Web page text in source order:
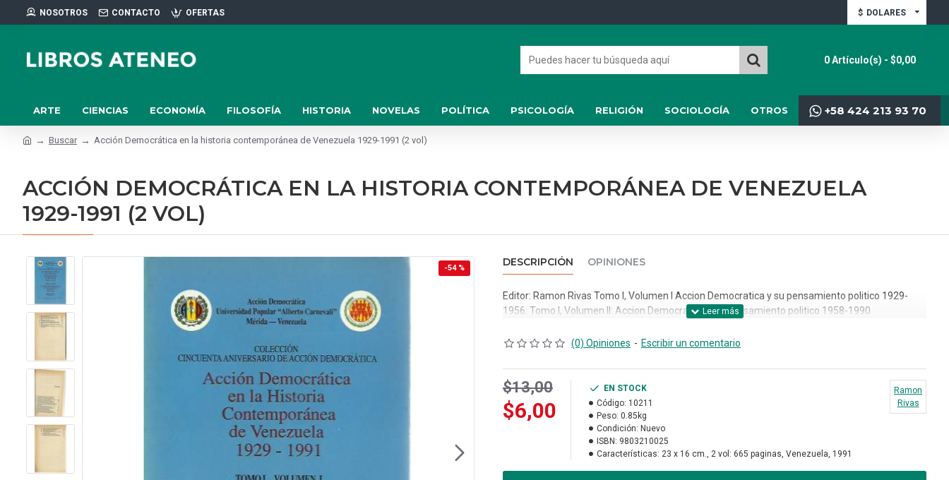
NOSOTROS CONTACTO OFERTAS $ DOLARES
0 Artículo(s) - $0,00
ARTE CIENCIAS ECONOMÍA FILOSOFÍA HISTORIA NOVELAS POLÍTICA PSICOLOGÍA RELIGIÓN SOCIOLOGÍA OTROS +58 424 213 93 70
Buscar Acción Democrática en la historia contemporánea de Venezuela 1929-1991 (2 vol)
ACCIÓN DEMOCRÁTICA EN LA HISTORIA CONTEMPORÁNEA DE VENEZUELA
1929-1991 (2 VOL)
-54 % DESCRIPCIÓN OPINIONES
Editor: Ramon Rivas Tomo I, Volumen I Accion Democratica y su pensamiento politico 1929-
1956. Tomo I, Volumen II: Accion Democratica y su pensamiento politico 1958-1990
(0) Opiniones - Escribir un comentario
$13,00
$6,00
EN STOCK
Código: 10211
Peso: 0.85kg
Condición: Nuevo
ISBN: 9803210025
Características: 23 x 16 cm., 2 vol: 665 paginas, Venezuela, 1991
Ramon
Rivas